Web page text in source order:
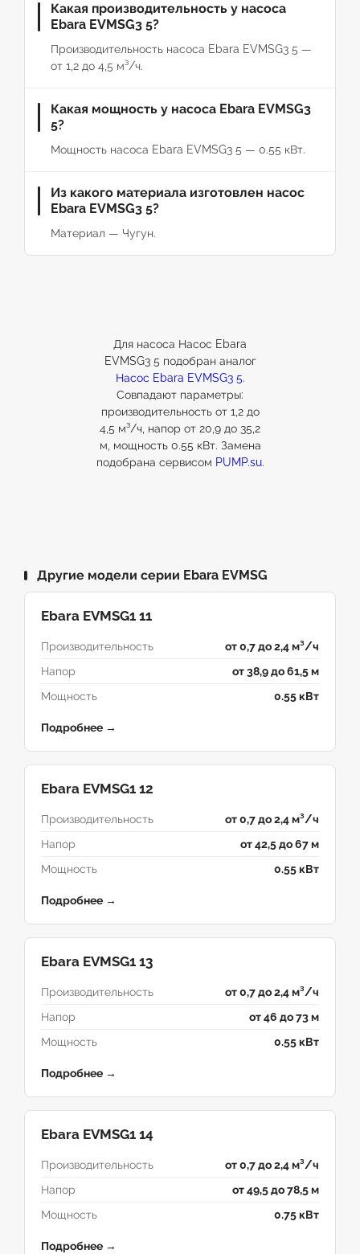
Какая производительность у насоса
Ebara EVMSG3 5?
Производительность насоса Ebara EVMSG3 5 —
от 1,2 до 4,5 м³/ч.
Какая мощность у насоса Ebara EVMSG3
5?
Мощность насоса Ebara EVMSG3 5 — 0.55 кВт.
Из какого материала изготовлен насос
Ebara EVMSG3 5?
Материал — Чугун.
Для насоса Насос Ebara
EVMSG3 5 подобран аналог
Насос Ebara EVMSG3 5.
Совпадают параметры:
производительность от 1,2 до
4,5 м³/ч, напор от 20,9 до 35,2
м, мощность 0.55 кВт. Замена
подобрана сервисом PUMP.su.
Другие модели серии Ebara EVMSG
Ebara EVMSG1 11
Производительность
от 0,7 до 2,4 м³/ч
Напор
от 38,9 до 61,5 м
Мощность
0.55 кВт
Подробнее →
Ebara EVMSG1 12
Производительность
от 0,7 до 2,4 м³/ч
Напор
от 42,5 до 67 м
Мощность
0.55 кВт
Подробнее →
Ebara EVMSG1 13
Производительность
от 0,7 до 2,4 м³/ч
Напор
от 46 до 73 м
Мощность
0.55 кВт
Подробнее →
Ebara EVMSG1 14
Производительность
от 0,7 до 2,4 м³/ч
Напор
от 49,5 до 78,5 м
Мощность
0.75 кВт
Подробнее →